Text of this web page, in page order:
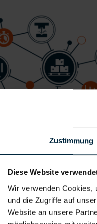
Zustimmung
Diese Website
Wir verwenden Cookies,
und die Zugriffe auf
Website an unsere